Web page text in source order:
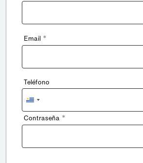
Email *
Teléfono
Uruguay
+598
Contraseña *